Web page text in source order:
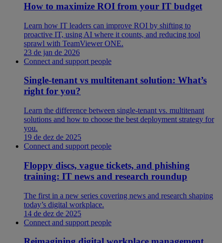
How to maximize ROI from your IT budget
Learn how IT leaders can improve ROI by shifting to
proactive IT, using AI where it counts, and reducing tool
sprawl with TeamViewer ONE.
23 de jan de 2026
Connect and support people
Single-tenant vs multitenant solution: What’s
right for you?
Learn the difference between single-tenant vs. multitenant
solutions and how to choose the best deployment strategy for
you.
19 de dez de 2025
Connect and support people
Floppy discs, vague tickets, and phishing
training: IT news and research roundup
The first in a new series covering news and research shaping
today’s digital workplace.
14 de dez de 2025
Connect and support people